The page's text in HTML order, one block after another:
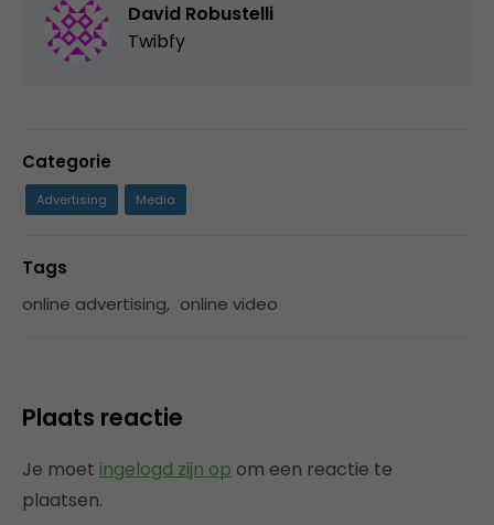
David Robustelli
Twibfy
Categorie
Advertising Media
Tags
online advertising, online video
Plaats reactie
Je moet ingelogd zijn op om een reactie te
plaatsen.